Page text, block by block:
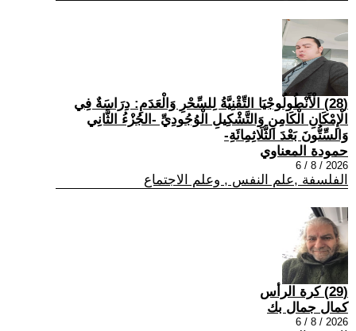
(28) الْأَنْطُولُوجْيَا التِّقْنِيَّةُ لِلسِّحْرِ وَالْعَدَمِ: دِرَاسَةٌ فِي
الْإِمْكَانِ الْكَامِنِ وَالتَّشْكِيلِ الْوُجُودِيِّ -الجُزْءُ الثَّانِي
وَالسِّتُّونَ بَعْدَ الثَّلَاثِمِائَةِ-
حمودة المعناوي
2026 / 8 / 6
الفلسفة ,علم النفس , وعلم الاجتماع
(29) كرة الرأس
كمال جمال بك
2026 / 8 / 6